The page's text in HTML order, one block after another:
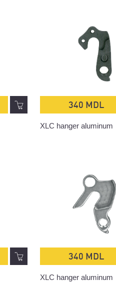
340 MDL
XLC hanger aluminum
340 MDL
XLC hanger aluminum